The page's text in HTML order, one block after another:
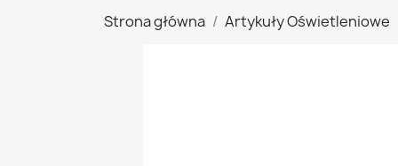
Strona główna Artykuły Oświetleniowe